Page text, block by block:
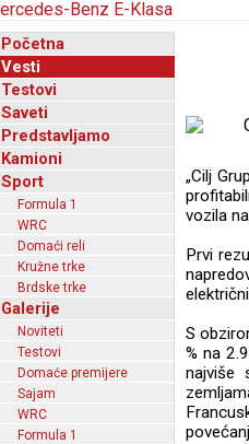
Početna
Vesti
Testovi
Saveti
Predstavljamo
Kamioni
Sport
Formula 1
WRC
Domaći reli
Kružne trke
Brdske trke
Galerije
Noviteti
Testovi
Domaće premijere
Sajam
WRC
Formula 1
„Cilj
vozila
Prvi
S
% na
najviše